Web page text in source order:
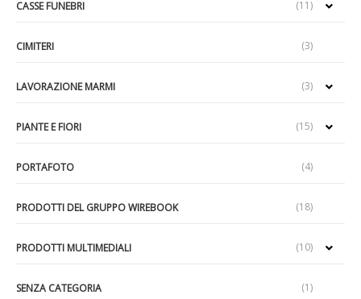
CASSE FUNEBRI (11)
CIMITERI (3)
LAVORAZIONE MARMI (3)
PIANTE E FIORI (15)
PORTAFOTO (4)
PRODOTTI DEL GRUPPO WIREBOOK (18)
PRODOTTI MULTIMEDIALI (10)
SENZA CATEGORIA (1)